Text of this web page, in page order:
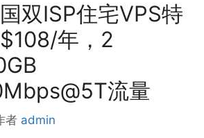
双ISP住宅VPS特
年，2
流量
者 admin